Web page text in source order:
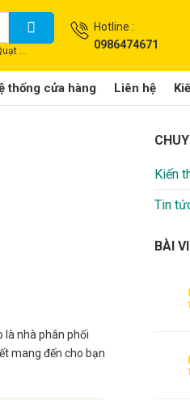
...
Hotline :
0986474671
thống cửa hàng Liên hệ
là nhà phân phối
mang đến cho bạn
Kiến
Tin
BÀI